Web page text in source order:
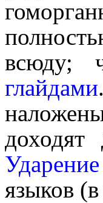
всюду;
глайдами
доходят
Ударение
языков